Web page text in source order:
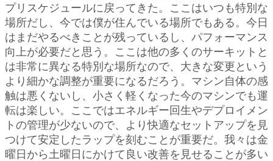
プリスケジュールに戻ってきた。ここはいつも特別な
場所だし、今では僕が住んでいる場所でもある。今日
はまだやるべきことが残っているし、パフォーマンス
向上が必要だと思う。ここは他の多くのサーキットと
は非常に異なる特別な場所なので、大きな変更という
より細かな調整が重要になるだろう。マシン自体の感
触は悪くないし、小さく軽くなった今のマシンでも運
転は楽しい。ここではエネルギー回生やデプロイメン
トの管理が少ないので、より快適なセットアップを見
つけて安定したラップを刻むことが重要だ。我々は金
曜日から土曜日にかけて良い改善を見せることが多い